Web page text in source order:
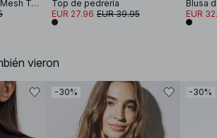
Off Shoulder Glitter Mesh Top
Top de pedrería
EUR 27.96 EUR 39.95 EUR
vieron
-30% -30%